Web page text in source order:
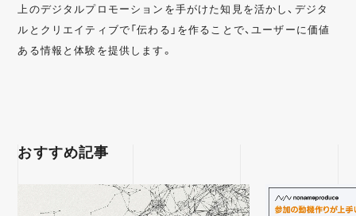
上のデジタルプロモーションを手がけた知見を活かし、デジタ
ルとクリエイティブで「伝わる」を作ることで、ユーザーに価値
ある情報と体験を提供します。
おすすめ記事